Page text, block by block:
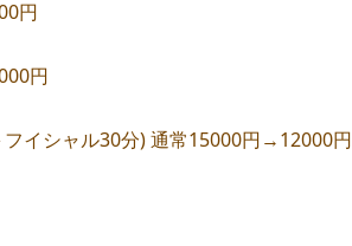
円
円
イシャル30分) 通常15000円→12000円